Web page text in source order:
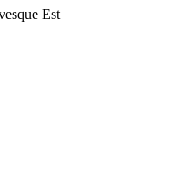
Est